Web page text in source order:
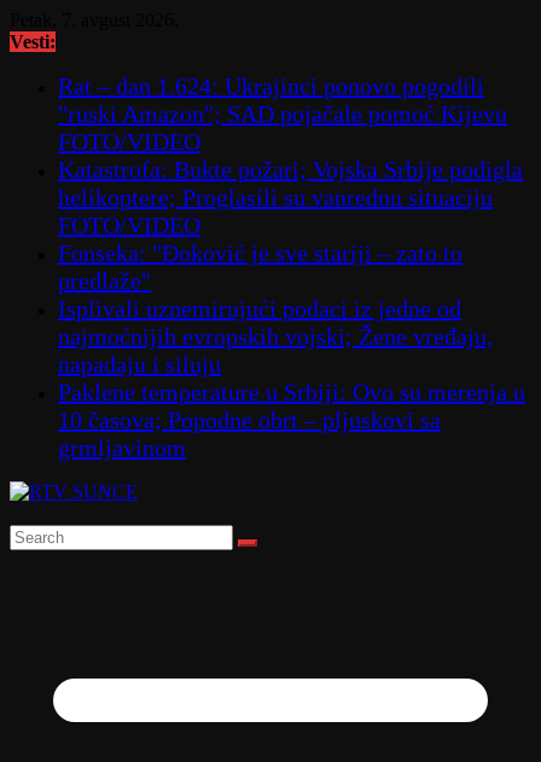
to
Vesti:
Rat – dan 1.624: Ukrajinci ponovo pogodili
"ruski Amazon"; SAD pojačale pomoć Kijevu
FOTO/VIDEO
Katastrofa: Bukte požari; Vojska Srbije podigla
helikoptere; Proglasili su vanrednu situaciju
FOTO/VIDEO
Fonseka: "Đoković je sve stariji – zato to
predlaže"
Isplivali uznemirujući podaci iz jedne od
najmoćnijih evropskih vojski; Žene vređaju,
napadaju i siluju
Paklene temperature u Srbiji: Ovo su merenja u
10 časova; Popodne obrt – pljuskovi sa
grmljavinom